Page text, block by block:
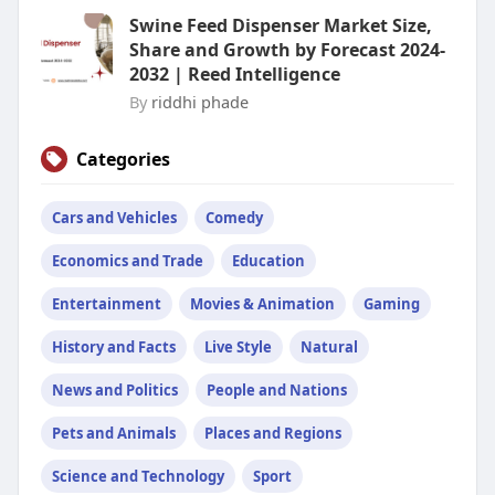
Swine Feed Dispenser Market Size,
Share and Growth by Forecast 2024-
2032 | Reed Intelligence
By riddhi phade
Categories
Cars and Vehicles Comedy
Economics and Trade Education
Entertainment Movies & Animation Gaming
History and Facts Live Style Natural
News and Politics People and Nations
Pets and Animals Places and Regions
Science and Technology Sport